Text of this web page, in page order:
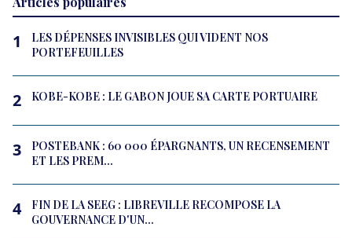
1
LES DÉPENSES INVISIBLES QUI VIDENT NOS
PORTEFEUILLES
2 KOBE-KOBE : LE GABON JOUE SA CARTE PORTUAIRE
3
POSTEBANK : 60 000 ÉPARGNANTS, UN RECENSEMENT
ET LES PREM...
4
FIN DE LA SEEG : LIBREVILLE RECOMPOSE LA
GOUVERNANCE D'UN...